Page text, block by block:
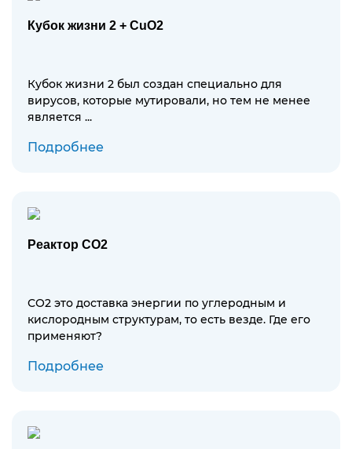
Кубок жизни 2 + CuO2
Кубок жизни 2 был создан специально для
вирусов, которые мутировали, но тем не менее
является ...
Подробнее
Реактор СО2
СО2 это доставка энергии по углеродным и
кислородным структурам, то есть везде. Где его
применяют?
Подробнее